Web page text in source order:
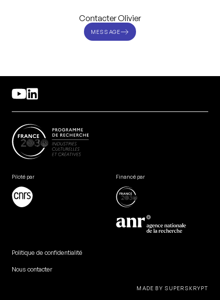
Contacter Olivier
MESSAGE
Piloté par Financé par
Politique de confidentialité
Nous contacter
MADE BY SUPERSKRYPT